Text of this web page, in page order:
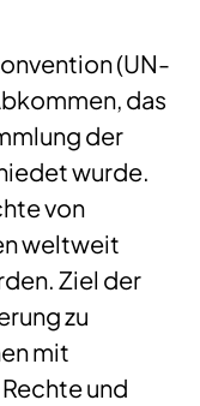
(UN-
das
der
wurde.
von
weltweit
Ziel der
zu
mit
und